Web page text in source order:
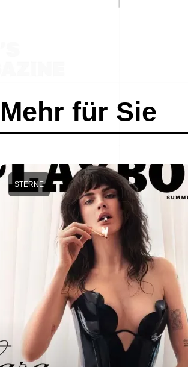
Mehr für Sie
STERNE